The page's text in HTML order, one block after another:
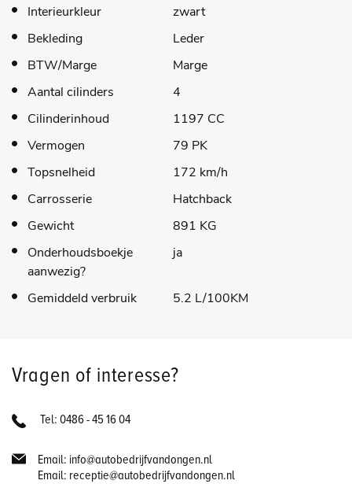
Interieurkleur
zwart
Bekleding
Leder
BTW/Marge
Marge
Aantal cilinders
4
Cilinderinhoud
1197 CC
Vermogen
79 PK
Topsnelheid
172 km/h
Carrosserie
Hatchback
Gewicht
891 KG
Onderhoudsboekje
aanwezig?
ja
Gemiddeld verbruik 5.2 L/100KM
Vragen of interesse?
Tel: 0486 - 45 16 04
Email: info@autobedrijfvandongen.nl
Email: receptie@autobedrijfvandongen.nl